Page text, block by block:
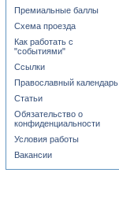
Премиальные баллы
Схема проезда
Как работать с
"событиями"
Ссылки
Православный календарь
Статьи
Обязательство о
конфиденциальности
Условия работы
Вакансии